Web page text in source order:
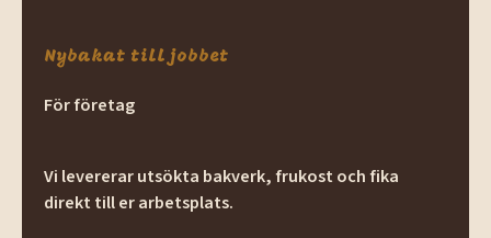
Nybakat till jobbet
För företag
Vi levererar utsökta bakverk, frukost och fika
direkt till er arbetsplats.